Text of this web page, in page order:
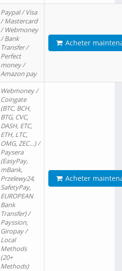
Paypal / Visa
/ Mastercard
/ Webmoney
/ Bank
Transfer /
Perfect
money /
Amazon pay
Acheter
Webmoney /
Coingate
(BTC, BCH,
BTG, CVC,
DASH, ETC,
ETH, LTC,
OMG, ZEC…) /
Paysera
(EasyPay,
mBank,
Przelewy24,
SafetyPay,
EUROPEAN
Bank
Transfer) /
Payssion,
Giropay /
Local
Methods
(20+
Methods)
Acheter